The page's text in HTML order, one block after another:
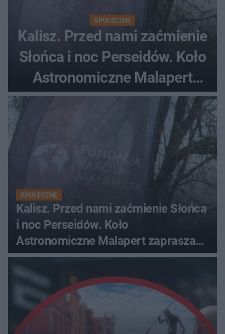
SPOŁECZNE
Kalisz. Przed nami zaćmienie
Słońca i noc Perseidów. Koło
Astronomiczne Malapert
zaprasza na wspólne
SPOŁECZNE
Kalisz. Przed nami zaćmienie Słońca
i noc Perseidów. Koło
Astronomiczne Malapert zaprasza
na wspólne obserwacje